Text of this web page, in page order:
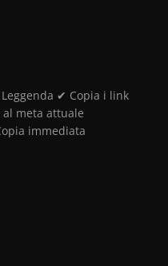
✔ Copia i link
meta attuale
immediata